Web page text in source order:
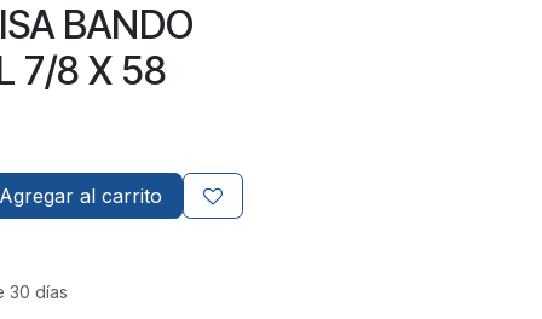
BANDO
7/8 X 58
Agregar al carrito
30 días